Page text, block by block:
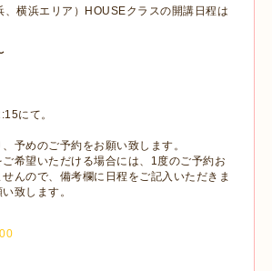
、横浜エリア）HOUSEクラスの開講日程は
にて。
予めのご予約をお願い致します。
希望いただける場合には、1度のご予約お
んので、備考欄に日程をご記入いただきま
致します。